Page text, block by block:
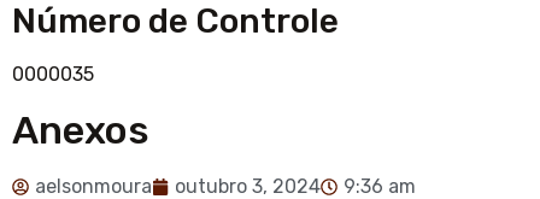
Número de Controle
0000035
Anexos
aelsonmoura outubro 3, 2024 9:36 am